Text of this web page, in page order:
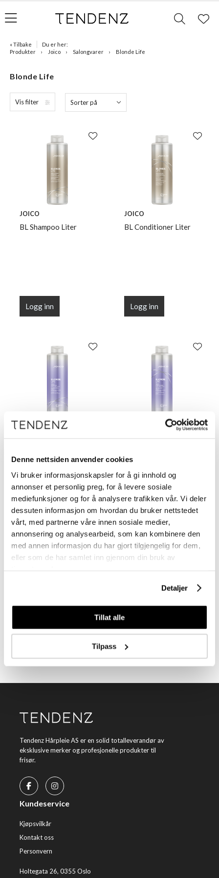
Denne nettsiden anvender cookies
Vi bruker informasjonskapsler for å gi innhold og
annonser et personlig preg, for å levere sosiale
mediefunksjoner og for å analysere trafikken vår. Vi deler
dessuten informasjon om hvordan du bruker nettstedet
vårt, med partnerne våre innen sosiale medier,
annonsering og analysearbeid, som kan kombinere den
med annen informasjon du har gjort tilgjengelig for dem,
eller som de har samlet inn gjennom din bruk av
Detaljer
Tillat alle
Tilpass
« Tilbake
Du er her:
Produkter
Joico Salongvarer Blonde Life
Blonde Life
Vis filter Sorter på
JOICO
BL Shampoo Liter
Logg inn
JOICO
BL Conditioner Liter
Logg inn
JOICO
Meld deg på vårt nyhetsbrev
Få nyheter, kampanjer og inspirasjon fra oss rett til din innboks
Meld meg på
Tendenz Hårpleie AS er en solid totalleverandør av
eksklusive merker og profesjonelle produkter til
frisør.
Kundeservice
Kjøpsvilkår
Kontakt oss
Personvern
Holtegata 26, 0355 Oslo